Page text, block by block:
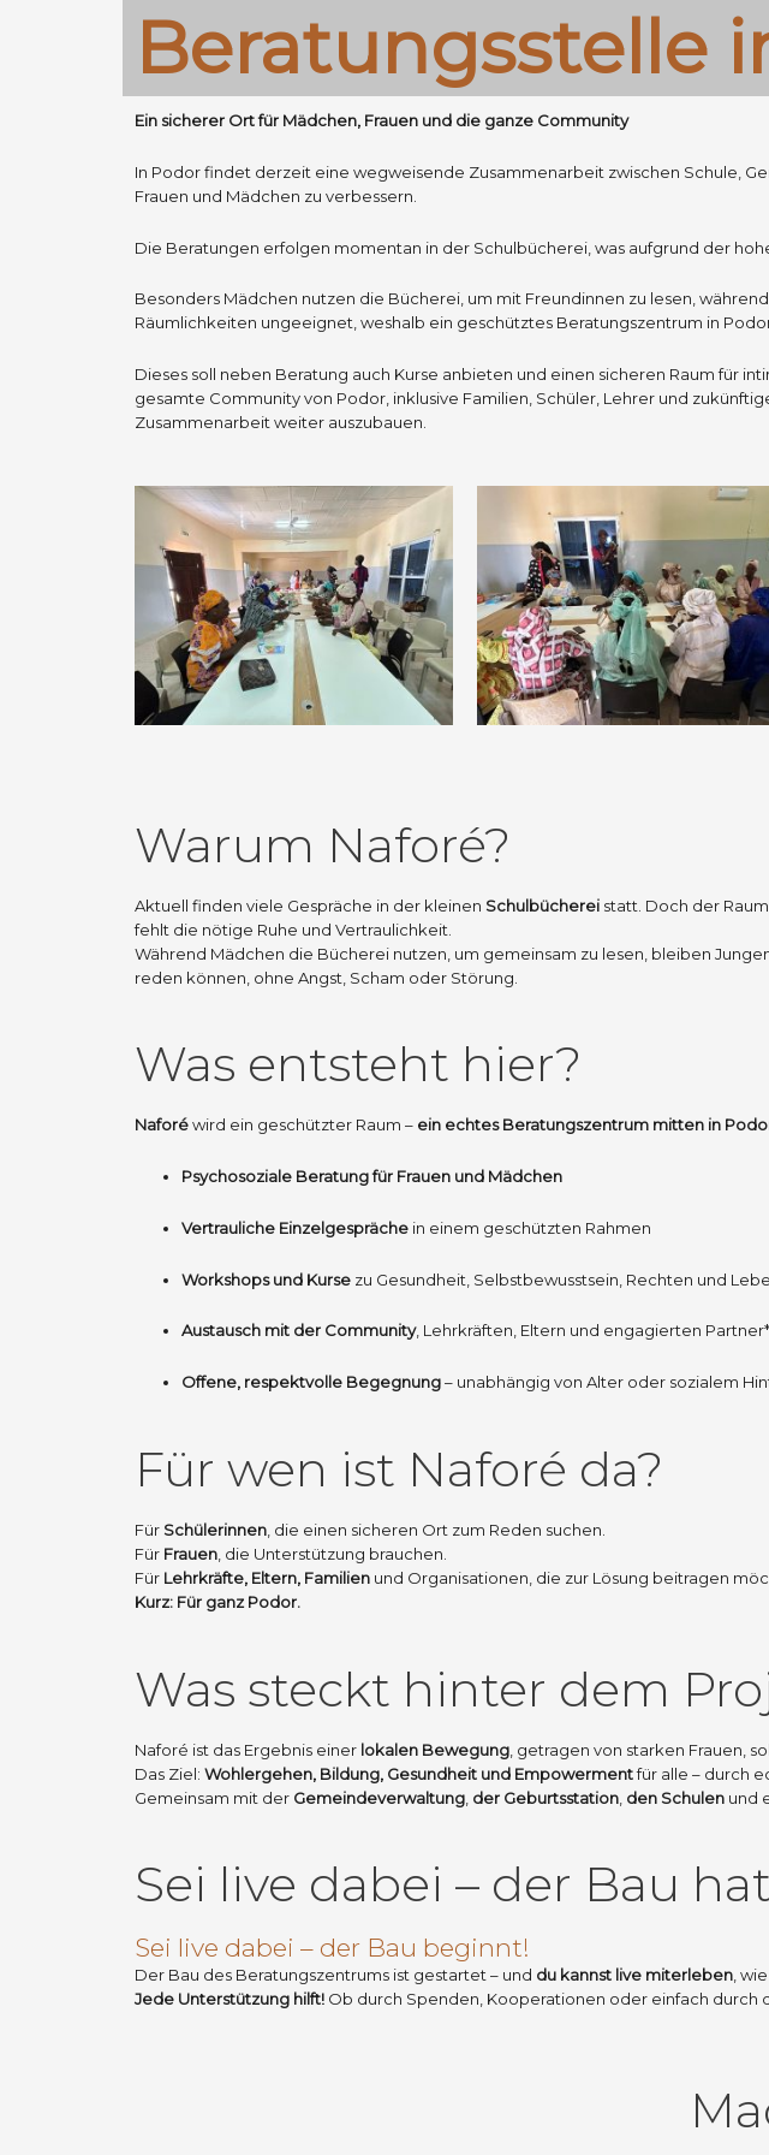
Beratungsstelle
Ein sicherer Ort für Mädchen, Frauen und die ganze Community
In Podor findet derzeit eine wegweisende Zusammenarbeit zwischen Schule,
Frauen und Mädchen zu verbessern.
Die Beratungen erfolgen momentan in der Schulbücherei, was aufgrund der
Besonders Mädchen nutzen die Bücherei, um mit Freundinnen zu lesen,
Räumlichkeiten ungeeignet, weshalb ein geschütztes Beratungszentrum in
Dieses soll neben Beratung auch Kurse anbieten und einen sicheren Raum für
gesamte Community von Podor, inklusive Familien, Schüler, Lehrer und
Zusammenarbeit weiter auszubauen.
Warum Naforé?
Aktuell finden viele Gespräche in der kleinen Schulbücherei statt. Doch der
fehlt die nötige Ruhe und Vertraulichkeit.
Während Mädchen die Bücherei nutzen, um gemeinsam zu lesen, bleiben
reden können, ohne Angst, Scham oder Störung.
Was entsteht hier?
Naforéwird ein geschützter Raum – ein echtes Beratungszentrum mitten in
Psychosoziale Beratung für Frauen und Mädchen
Vertrauliche Einzelgespräche in einem geschützten Rahmen
Workshops und Kurse zu Gesundheit, Selbstbewusstsein, Rechten und
Austausch mit der Community, Lehrkräften, Eltern und engagierten
Offene, respektvolle Begegnung– unabhängig von Alter oder sozialem
Für wen ist Naforé da?
Für Schülerinnen , die einen sicheren Ort zum Reden suchen.
Für Frauen , die Unterstützung brauchen.
Für Lehrkräfte, Eltern, Familien und Organisationen, die zur Lösung beitragen
Kurz: Für ganz Podor.
Was steckt hinter dem
Naforé ist das Ergebnis einer lokalen Bewegung , getragen von starken Frauen,
Das Ziel: Wohlergehen, Bildung, Gesundheit und Empowermentfür alle – durch
Gemeinsam mit der Gemeindeverwaltung der Geburtsstation den Schulen und
Sei live dabei – der Bau
Sei live dabei – der Bau beginnt!
Der Bau des Beratungszentrums ist gestartet – und du kannst live miterleben,
Jede Unterstützung hilft! Ob durch Spenden, Kooperationen oder einfach durch